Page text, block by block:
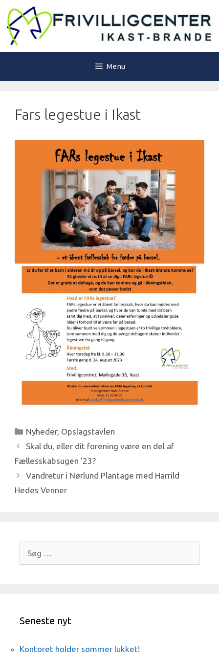
indhold
Menu
Fars legestue i Ikast
Kategorier
Nyheder, Opslagstavlen
Skal du, eller dit forening være en del af
Fællesskabsugen ’23?
Vandretur i Nørlund Plantage med Harrild
Hedes Venner
efter:
Seneste nyt
Kontoret holder sommer lukket!